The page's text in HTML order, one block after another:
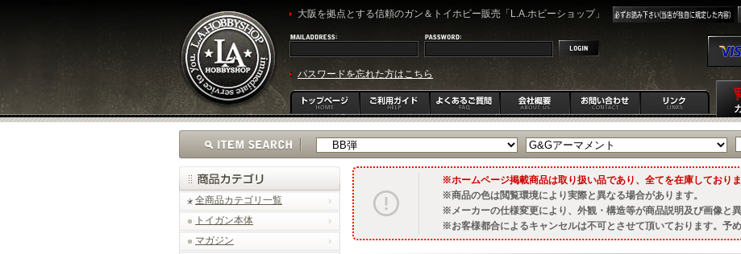
大阪を拠点とする信頼のガン＆トイホビー販売「L.A.ホビーショップ」
パスワードを忘れた方はこちら
全商品カテゴリ一覧
トイガン本体
マガジン
ホームページ掲載商品は取り扱い品であり、全てを在庫しておりま
商品の色は閲覧環境により実際と異なる場合があります。
メーカーの仕様変更により、外観・構造等が商品説明及び画像と
お客様都合によるキャンセルは不可とさせて頂いております。予め